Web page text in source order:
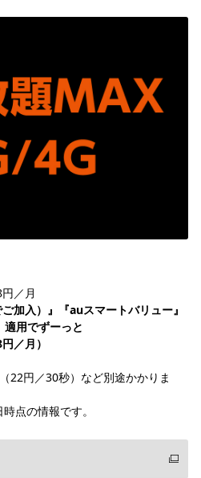
／月
加入）』『auスマートバリュー』
適用でずーっと
／月）
22円／30秒）など別途かかりま
点の情報です。